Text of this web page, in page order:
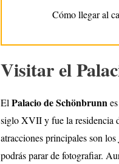
Cómo llegar al
Visitar el
El Palacio de Schönbrunn
siglo XVII y fue la residencia
atracciones principales son los
podrás parar de fotografiar.